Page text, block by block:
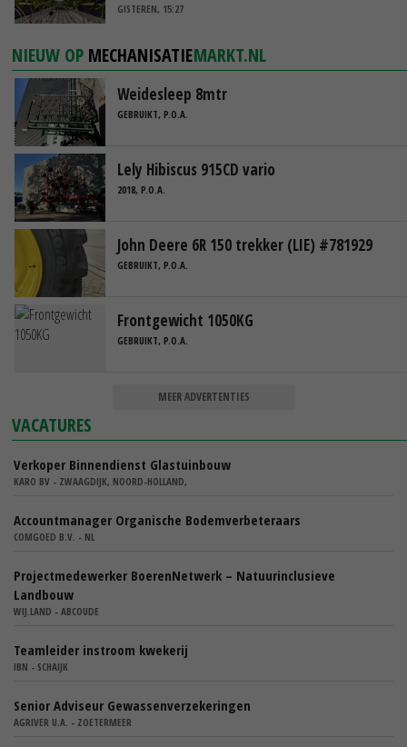
GISTEREN, 15:27
NIEUW OP MECHANISATIEMARKT.NL
Weidesleep 8mtr
GEBRUIKT, P.O.A.
Lely Hibiscus 915CD vario
2018, P.O.A.
John Deere 6R 150 trekker (LIE) #781929
GEBRUIKT, P.O.A.
Frontgewicht 1050KG
GEBRUIKT, P.O.A.
MEER ADVERTENTIES
VACATURES
Verkoper Binnendienst Glastuinbouw
KARO BV - ZWAAGDIJK, NOORD-HOLLAND,
Accountmanager Organische Bodemverbeteraars
COMGOED B.V. - NL
Projectmedewerker BoerenNetwerk – Natuurinclusieve
Landbouw
WIJ.LAND - ABCOUDE
Teamleider instroom kwekerij
IBN - SCHAIJK
Senior Adviseur Gewassenverzekeringen
AGRIVER U.A. - ZOETERMEER